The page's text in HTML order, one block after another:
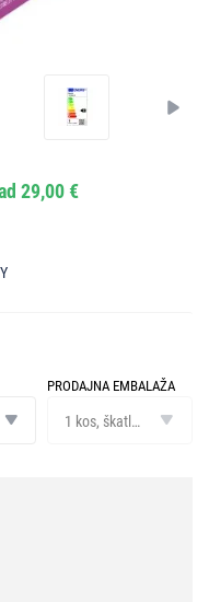
29,00 €
PRODAJNA EMBALAŽA
embalaža
1 kos, škatlica